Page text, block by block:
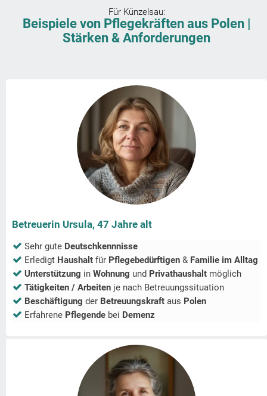
Für Künzelsau:
Beispiele von Pflegekräften aus Polen |
Stärken & Anforderungen
Betreuerin Ursula, 47 Jahre alt
Sehr gute Deutschkennnisse
Erledigt Haushalt für Pflegebedürftigen & Familie im Alltag
Unterstützung in Wohnung und Privathaushalt möglich
Tätigkeiten / Arbeiten je nach Betreuungssituation
Beschäftigung der Betreuungskraft aus Polen
Erfahrene Pflegende bei Demenz